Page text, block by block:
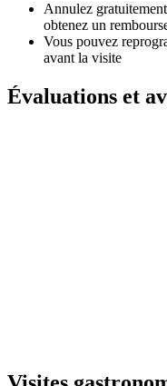
Annulez
obtenez un
Vous pouvez
avant la visite
Évaluations et